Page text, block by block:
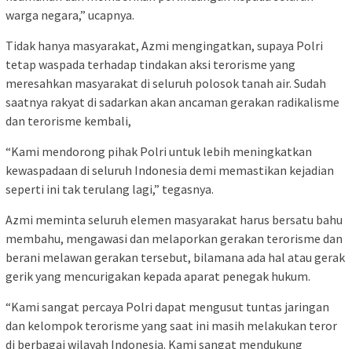
warga negara,” ucapnya.
Tidak hanya masyarakat, Azmi mengingatkan, supaya Polri
tetap waspada terhadap tindakan aksi terorisme yang
meresahkan masyarakat di seluruh polosok tanah air. Sudah
saatnya rakyat di sadarkan akan ancaman gerakan radikalisme
dan terorisme kembali,
“Kami mendorong pihak Polri untuk lebih meningkatkan
kewaspadaan di seluruh Indonesia demi memastikan kejadian
seperti ini tak terulang lagi,” tegasnya.
Azmi meminta seluruh elemen masyarakat harus bersatu bahu
membahu, mengawasi dan melaporkan gerakan terorisme dan
berani melawan gerakan tersebut, bilamana ada hal atau gerak
gerik yang mencurigakan kepada aparat penegak hukum.
“Kami sangat percaya Polri dapat mengusut tuntas jaringan
dan kelompok terorisme yang saat ini masih melakukan teror
di berbagai wilayah Indonesia. Kami sangat mendukung